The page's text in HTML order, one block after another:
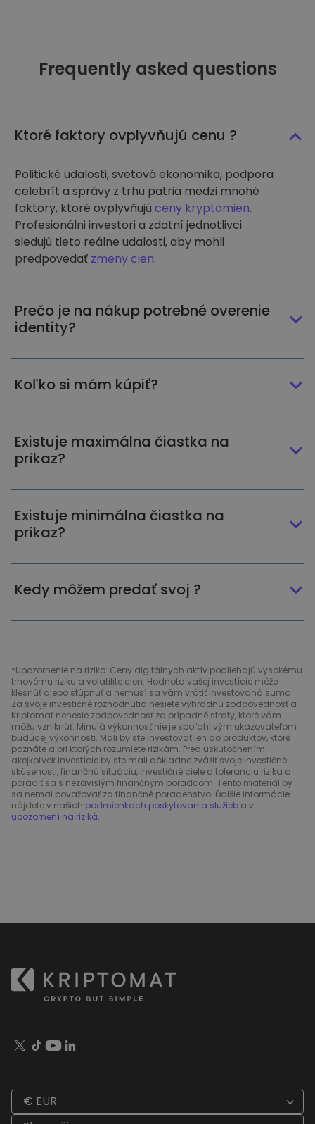
Frequently asked questions
Ktoré faktory ovplyvňujú cenu ?
Politické udalosti, svetová ekonomika, podpora
celebrít a správy z trhu patria medzi mnohé
faktory, ktoré ovplyvňujú ceny kryptomien.
Profesionálni investori a zdatní jednotlivci
sledujú tieto reálne udalosti, aby mohli
predpovedať zmeny cien.
Prečo je na nákup potrebné overenie
identity?
Koľko si mám kúpiť?
Existuje maximálna čiastka na
príkaz?
Existuje minimálna čiastka na
príkaz?
Kedy môžem predať svoj ?
*Upozornenie na riziko: Ceny digitálnych aktív podliehajú vysokému
trhovému riziku a volatilite cien. Hodnota vašej investície môže
klesnúť alebo stúpnuť a nemusí sa vám vrátiť investovaná suma.
Za svoje investičné rozhodnutia nesiete výhradnú zodpovednosť a
Kriptomat nenesie zodpovednosť za prípadné straty, ktoré vám
môžu vzniknúť. Minulá výkonnosť nie je spoľahlivým ukazovateľom
budúcej výkonnosti. Mali by ste investovať len do produktov, ktoré
poznáte a pri ktorých rozumiete rizikám. Pred uskutočnením
akejkoľvek investície by ste mali dôkladne zvážiť svoje investičné
skúsenosti, finančnú situáciu, investičné ciele a toleranciu rizika a
poradiť sa s nezávislým finančným poradcom. Tento materiál by
sa nemal považovať za finančné poradenstvo. Ďalšie informácie
nájdete v našich podmienkach poskytovania služieb a v
upozornení na riziká.
€ EUR